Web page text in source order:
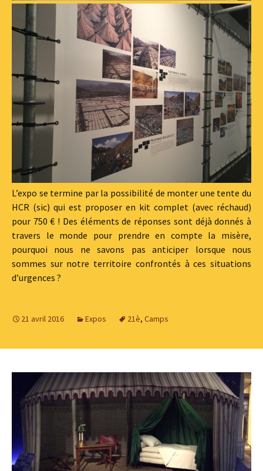
L’expo se termine par la possibilité de monter une tente du
HCR (sic) qui est proposer en kit complet (avec réchaud)
pour 750 € ! Des éléments de réponses sont déjà donnés à
travers le monde pour prendre en compte la misère,
pourquoi nous ne savons pas anticiper lorsque nous
sommes sur notre territoire confrontés à ces situations
d’urgences ?
21 avril 2016 Expos 21è, Camps